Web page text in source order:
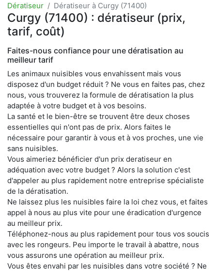
Dératiseur Dératiseur à Curgy (71400)
Curgy (71400) : dératiseur (prix,
tarif, coût)
Faites-nous confiance pour une dératisation au
meilleur tarif
Les animaux nuisibles vous envahissent mais vous
disposez d'un budget réduit ? Ne vous en faites pas, chez
nous, vous trouverez la formule de dératisation la plus
adaptée à votre budget et à vos besoins.
La santé et le bien-être se trouvent être deux choses
essentielles qui n'ont pas de prix. Alors faites le
nécessaire pour garantir à vous et à vos proches, une vie
sans nuisibles.
Vous aimeriez bénéficier d'un prix deratiseur en
adéquation avec votre budget ? Alors la solution c'est
d'appeler au plus rapidement notre entreprise spécialiste
de la dératisation.
Ne laissez plus les nuisibles faire la loi chez vous, et faites
appel à nous au plus vite pour une éradication d'urgence
au meilleur prix.
Téléphonez-nous au plus rapidement pour tous vos soucis
avec les rongeurs. Peu importe le travail à abattre, nous
vous assurons une opération au meilleur prix.
Vous êtes envahi par les nuisibles dans votre société ? Ne